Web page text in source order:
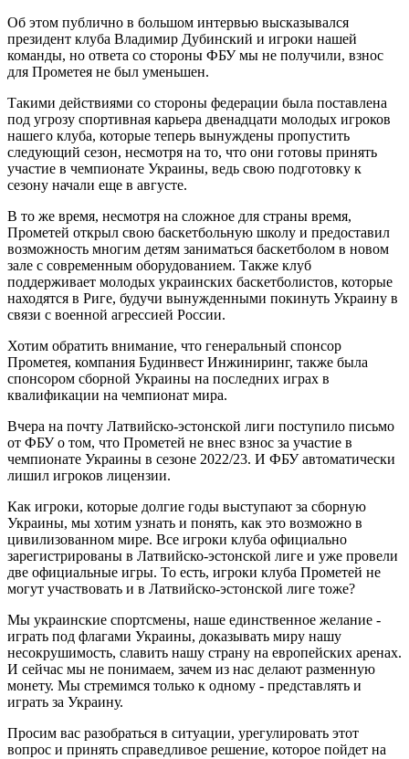
Об этом публично в большом интервью высказывался
президент клуба Владимир Дубинский и игроки нашей
команды, но ответа со стороны ФБУ мы не получили, взнос
для Прометея не был уменьшен.
Такими действиями со стороны федерации была поставлена ​​
под угрозу спортивная карьера двенадцати молодых игроков
нашего клуба, которые теперь вынуждены пропустить
следующий сезон, несмотря на то, что они готовы принять
участие в чемпионате Украины, ведь свою подготовку к
сезону начали еще в августе.
В то же время, несмотря на сложное для страны время,
Прометей открыл свою баскетбольную школу и предоставил
возможность многим детям заниматься баскетболом в новом
зале с современным оборудованием. Также клуб
поддерживает молодых украинских баскетболистов, которые
находятся в Риге, будучи вынужденными покинуть Украину в
связи с военной агрессией России.
Хотим обратить внимание, что генеральный спонсор
Прометея, компания Будинвест Инжиниринг, также была
спонсором сборной Украины на последних играх в
квалификации на чемпионат мира.
Вчера на почту Латвийско-эстонской лиги поступило письмо
от ФБУ о том, что Прометей не внес взнос за участие в
чемпионате Украины в сезоне 2022/23. И ФБУ автоматически
лишил игроков лицензии.
Как игроки, которые долгие годы выступают за сборную
Украины, мы хотим узнать и понять, как это возможно в
цивилизованном мире. Все игроки клуба официально
зарегистрированы в Латвийско-эстонской лиге и уже провели
две официальные игры. То есть, игроки клуба Прометей не
могут участвовать и в Латвийско-эстонской лиге тоже?
Мы украинские спортсмены, наше единственное желание -
играть под флагами Украины, доказывать миру нашу
несокрушимость, славить нашу страну на европейских аренах.
И сейчас мы не понимаем, зачем из нас делают разменную
монету. Мы стремимся только к одному - представлять и
играть за Украину.
Просим вас разобраться в ситуации, урегулировать этот
вопрос и принять справедливое решение, которое пойдет на